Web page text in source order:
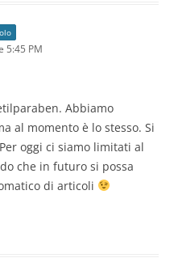
5:45 PM
Abbiamo
al momento è lo stesso. Si
oggi ci siamo limitati al
che in futuro si possa
di articoli